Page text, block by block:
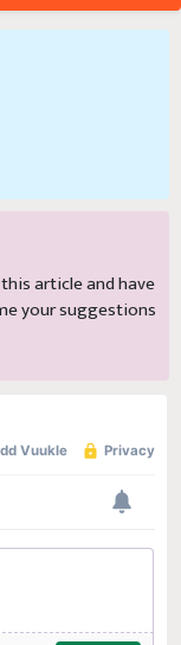
article and have
your suggestions